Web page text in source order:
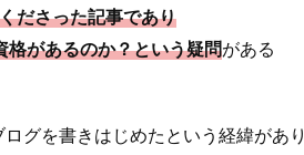
ださった記事であり
格があるのか？という疑問がある
グを書きはじめたという経緯があり